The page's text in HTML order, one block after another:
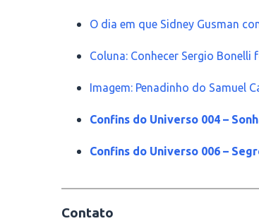
O dia em que Sidney Gusman
Coluna: Conhecer Sergio
Imagem: Penadinho do Samuel
Confins do Universo 004 –
Confins do Universo 006 –
Contato